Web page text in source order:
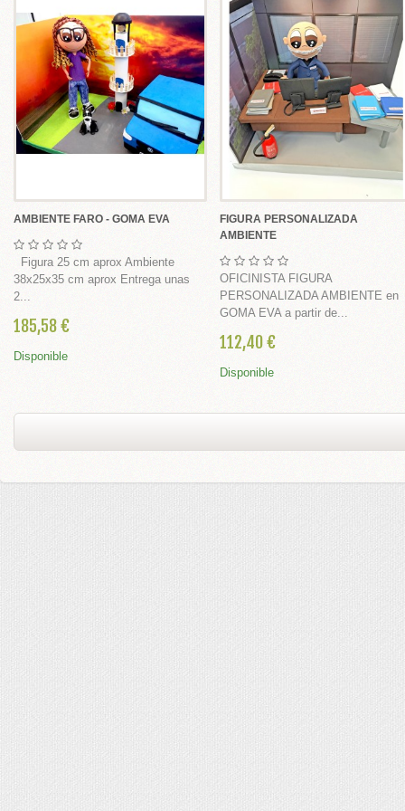
AMBIENTE FARO - GOMA EVA
Figura 25 cm aprox Ambiente
38x25x35 cm aprox Entrega unas
2...
185,58 €
Disponible
FIGURA PERSONALIZADA
AMBIENTE
OFICINISTA FIGURA
PERSONALIZADA AMBIENTE en
GOMA EVA a partir de...
112,40 €
Disponible
MACHÉ
UN LÁPIZ
EN GOMA EVA
CON FOTO
LUZ , MUSICA Y MOVIMIENTO